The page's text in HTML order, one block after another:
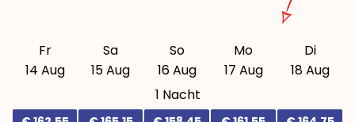
Fr
14 Aug
Sa
15 Aug
So
16 Aug
Mo
17 Aug
Di
18 Aug
1 Nacht